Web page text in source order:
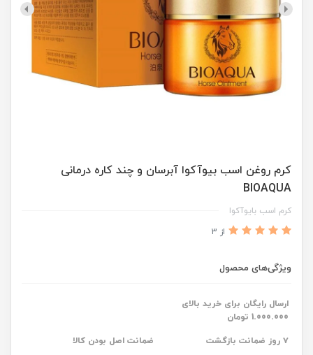
کرم روغن اسب بیوآکوا آبرسان و چند کاره درمانی
BIOAQUA
کرم اسب بایوآکوا
از 3
ویژگی‌های محصول
ارسال رایگان برای خرید بالای
1.000.000 تومان
۷ روز ضمانت بازگشت ضمانت اصل بودن کالا